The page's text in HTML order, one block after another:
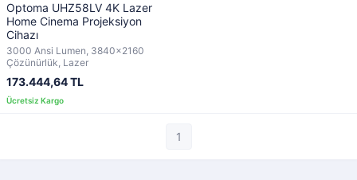
Optoma UHZ58LV 4K Lazer
Home Cinema Projeksiyon
Cihazı
3000 Ansi Lumen, 3840x2160
Çözünürlük, Lazer
173.444,64 TL
1